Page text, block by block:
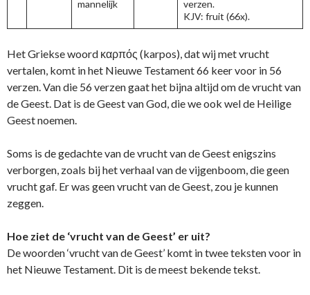
mannelijk
verzen.
KJV: fruit (66x).
Het Griekse woord καρπός (karpos), dat wij met vrucht
vertalen, komt in het Nieuwe Testament 66 keer voor in 56
verzen. Van die 56 verzen gaat het bijna altijd om de vrucht van
de Geest. Dat is de Geest van God, die we ook wel de Heilige
Geest noemen.
Soms is de gedachte van de vrucht van de Geest enigszins
verborgen, zoals bij het verhaal van de vijgenboom, die geen
vrucht gaf. Er was geen vrucht van de Geest, zou je kunnen
zeggen.
Hoe ziet de ‘vrucht van de Geest’ er uit?
De woorden ‘vrucht van de Geest’ komt in twee teksten voor in
het Nieuwe Testament. Dit is de meest bekende tekst.